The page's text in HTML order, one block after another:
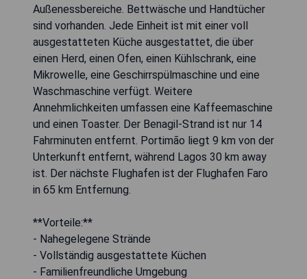
Außenessbereiche. Bettwäsche und Handtücher
sind vorhanden. Jede Einheit ist mit einer voll
ausgestatteten Küche ausgestattet, die über
einen Herd, einen Ofen, einen Kühlschrank, eine
Mikrowelle, eine Geschirrspülmaschine und eine
Waschmaschine verfügt. Weitere
Annehmlichkeiten umfassen eine Kaffeemaschine
und einen Toaster. Der Benagil-Strand ist nur 14
Fahrminuten entfernt. Portimão liegt 9 km von der
Unterkunft entfernt, während Lagos 30 km away
ist. Der nächste Flughafen ist der Flughafen Faro
in 65 km Entfernung.
**Vorteile:**
- Nahegelegene Strände
- Vollständig ausgestattete Küchen
- Familienfreundliche Umgebung